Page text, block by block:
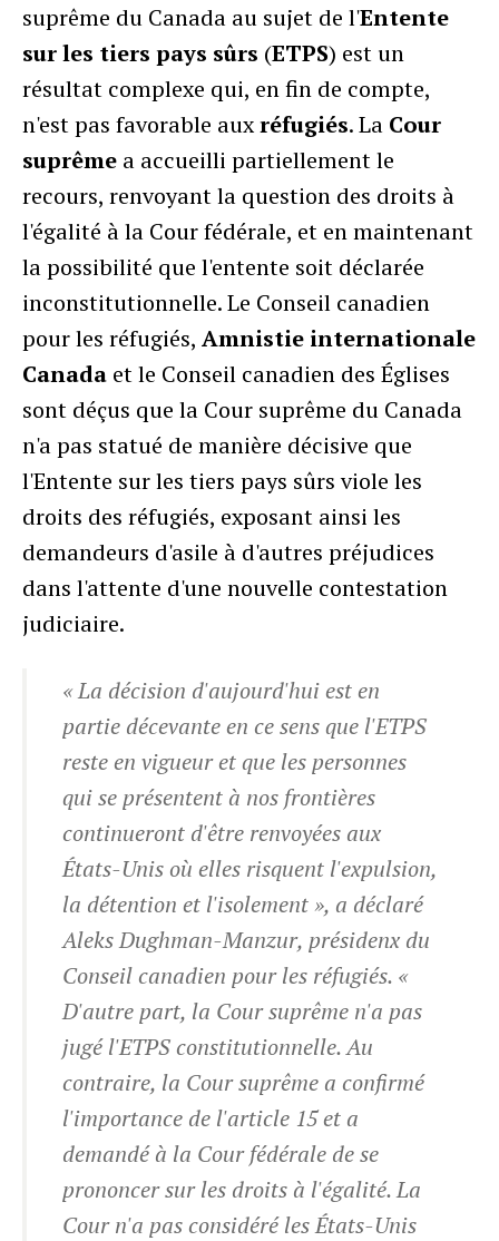
suprême du Canada au sujet de l'Entente
sur les tiers pays sûrs (ETPS) est un
résultat complexe qui, en fin de compte,
n'est pas favorable auxréfugiés. La Cour
suprême a accueilli partiellement le
recours, renvoyant la question des droits à
l'égalité à la Cour fédérale, et en maintenant
la possibilité que l'entente soit déclarée
inconstitutionnelle. Le Conseil canadien
pour les réfugiés, Amnistie internationale
Canada et le Conseil canadien des Églises
sont déçus que la Cour suprême du Canada
n'a pas statué de manière décisive que
l'Entente sur les tiers pays sûrs viole les
droits des réfugiés, exposant ainsi les
demandeurs d'asile à d'autres préjudices
dans l'attente d'une nouvelle contestation
judiciaire.
« La décision d'aujourd'hui est en
partie décevante en ce sens que l'ETPS
reste en vigueur et que les personnes
qui se présentent à nos frontières
continueront d'être renvoyées aux
États-Unis où elles risquent l'expulsion,
la détention et l'isolement », a déclaré
Aleks Dughman-Manzur, présidenx du
Conseil canadien pour les réfugiés. «
D'autre part, la Cour suprême n'a pas
jugé l'ETPS constitutionnelle. Au
contraire, la Cour suprême a confirmé
l'importance de l'article 15 et a
demandé à la Cour fédérale de se
prononcer sur les droits à l'égalité. La
Cour n'a pas considéré les États-Unis